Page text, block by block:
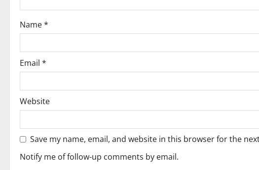
i
o
n
Name*
Email *
Website
Save my name, email, and website in this browser for the
Notify me of follow-up comments by email.